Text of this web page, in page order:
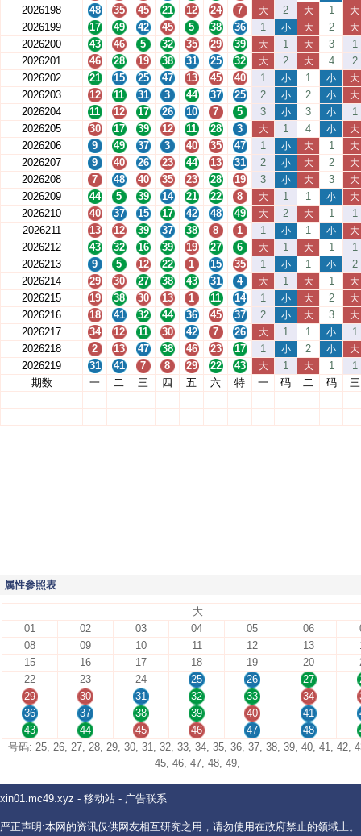
2026198 48 35 45 21 12 24 7 大 2 大 1 大
2026199 17 49 42 45 5 38 36 1 小 大 2 大
2026200 43 46 5 32 35 29 39 大 1 大 3
1
2026201
46 28 19 38 31 25 32 大 2 大 4
2
2026202
21 15 25 47 13 45 40 1 小 1 小 大
2026203 12 11 31 3 44 37 25 2 小 2 小 大
2026204 11 12 17 26 10 7 5 3 小 3 小
1
2026205
30 17 39 12 11 28 3 大 1 4 小 大
2026206 9 49 37 3 40 35 47 1 小 大 1 大
2026207 9 40 26 23 44 13 31 2 小 大 2 大
2026208 7 48 40 35 23 28 19 3 小 大 3 大
2026209 44 5 39 14 21 22 8 大 1 1 小 大
2026210 40 37 15 17 42 48 49 大 2 大 1
1
2026211
13 12 39 37 38 8 1 1 小 1 小 大
2026212 43 32 16 39 19 27 6 大 1 大 1
1
2026213
9 5 12 22 1 15 35 1 小 1 小
2
2026214
29 30 27 38 43 31 4 大 1 大 1 大
2026215 19 38 30 13 1 11 14 1 小 大 2 大
2026216 18 41 32 44 36 45 37 2 小 大 3 大
2026217 34 12 11 30 42 7 26 大 1 1 小
1
2026218
2 13 47 38 46 23 17 1 小 2 小 大
2026219 31 41 7 8 29 22 43 大 1 大 1
1
期数
一 二 三 四 五 六 特 一 码 二 码 三
属性参照表
大
01
02 03 04 05 06
08
09 10 11 12 13
15
16 17 18 19 20
22
23 24 25 26 27
29
30 31 32 33 34
36
37 38 39 40 41
43
44 45 46 47 48
号码: 25, 26, 27, 28, 29, 30, 31, 32, 33, 34, 35, 36, 37, 38, 39, 40, 41, 42,
45, 46, 47, 48, 49,
xin01.mc49.xyz - 移动站 - 广告联系
严正声明:本网的资讯仅供网友相互研究之用，请勿使用在政府禁止的领域上。